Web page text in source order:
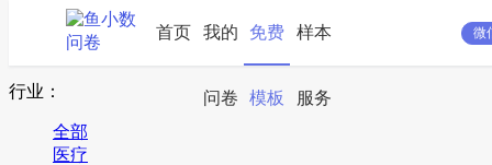
首页 我的
问卷
免费
模板
样本
服务
微
搜索
行业：
全部
医疗